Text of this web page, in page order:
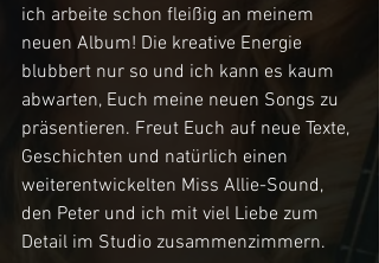
ich arbeite schon fleißig an meinem
neuen Album! Die kreative Energie
blubbert nur so und ich kann es kaum
abwarten, Euch meine neuen Songs zu
präsentieren. Freut Euch auf neue Texte,
Geschichten und natürlich einen
weiterentwickelten Miss Allie-Sound,
den Peter und ich mit viel Liebe zum
Detail im Studio zusammenzimmern.